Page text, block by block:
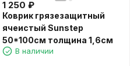
1 250 ₽
Коврик грязезащитный
ячеистый Sunstep
50*100см толщина 1,6см
В наличии